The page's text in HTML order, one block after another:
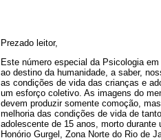
Prezado leitor,
Este número especial da Psicologia
ao destino da humanidade, a saber,
as condições de vida das crianças e
um esforço coletivo. As imagens do
devem produzir somente comoção,
melhoria das condições de vida de
adolescente de 15 anos, morto
Honório Gurgel, Zona Norte do Rio de